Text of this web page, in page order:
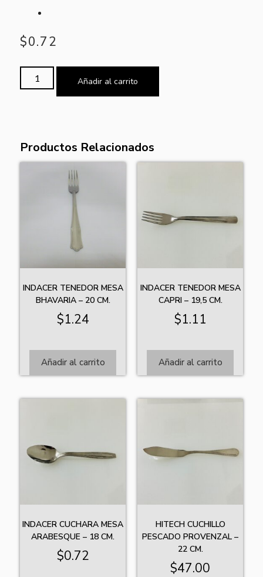
$0.72
Añadir al carrito
Productos Relacionados
INDACER TENEDOR MESA
BHAVARIA – 20 CM.
$1.24
Añadir al carrito
INDACER TENEDOR MESA
CAPRI – 19,5 CM.
$1.11
Añadir al carrito
INDACER CUCHARA MESA
ARABESQUE – 18 CM.
$0.72
HITECH CUCHILLO
PESCADO PROVENZAL –
22 CM.
$47.00